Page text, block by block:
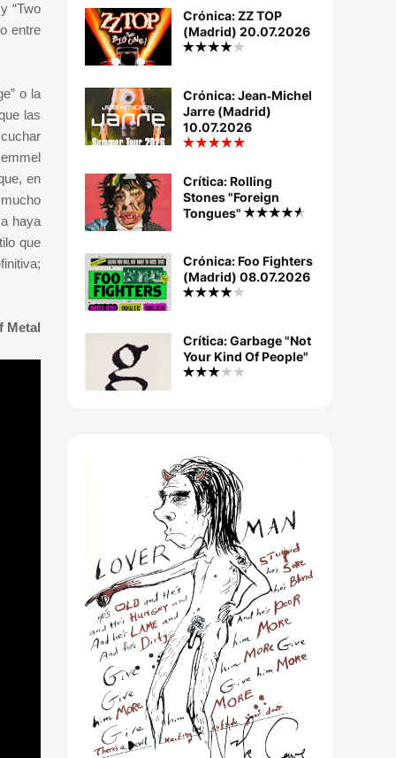
“Two
entre
o la
las
en
haya
que
Metal
Crónica: ZZ TOP
(Madrid) 20.07.2026
Crónica: Jean‐Michel
Jarre (Madrid)
10.07.2026
Crítica: Rolling
Stones "Foreign
Tongues"
Crónica: Foo Fighters
(Madrid) 08.07.2026
Crítica: Garbage "Not
Your Kind Of People"